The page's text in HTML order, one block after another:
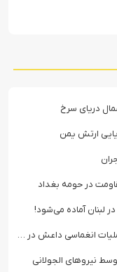
دریای سرخ
ارتش یمن
در حومه بغداد
لبنان آماده می‌شود!
انغماسی داعش در رقه
نیروهای الجولانی